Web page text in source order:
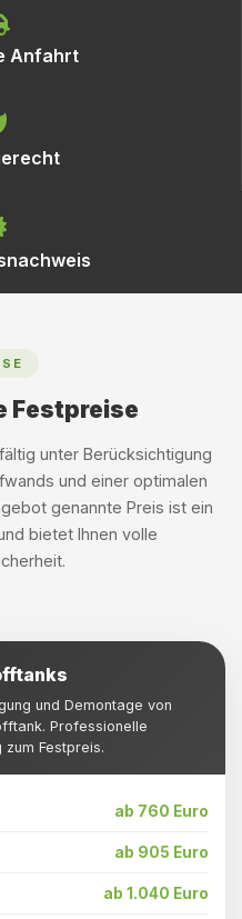
Anfahrt
Festpreise
unter Berücksichtigung
und einer optimalen
genannte Preis ist ein
bietet Ihnen volle
und Demontage von
Professionelle
zum Festpreis.
ab 760 Euro
ab 905 Euro
ab 1.040 Euro